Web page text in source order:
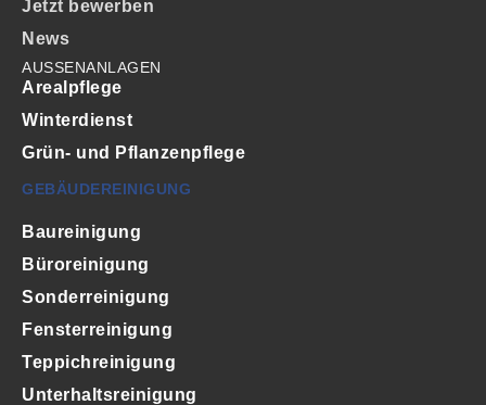
Jetzt bewerben
News
AUSSENANLAGEN
Arealpflege
Winterdienst
Grün- und Pflanzenpflege
GEBÄUDEREINIGUNG
Baureinigung
Büroreinigung
Sonderreinigung
Fensterreinigung
Teppichreinigung
Unterhaltsreinigung